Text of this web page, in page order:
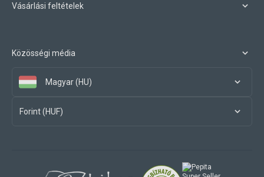
Vásárlási feltételek
Közösségi média
Magyar (HU)
Forint (HUF)